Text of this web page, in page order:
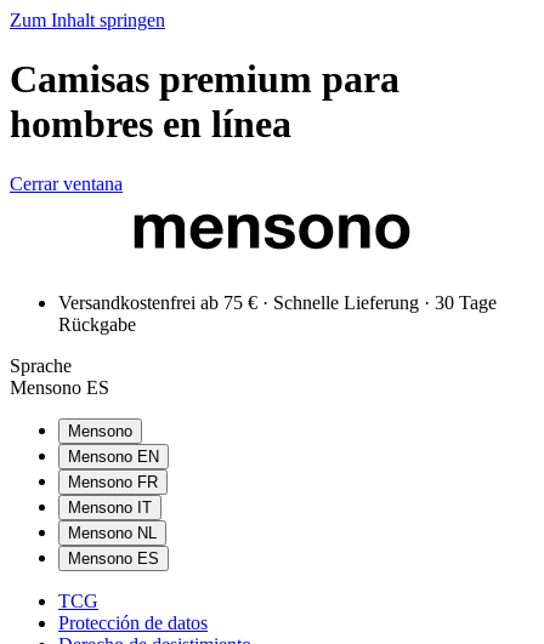
Zum Inhalt springen
Camisas premium para
hombres en línea
Cerrar ventana
Versandkostenfrei ab 75 € · Schnelle Lieferung · 30 Tage
Rückgabe
Sprache
Mensono ES
Mensono
Mensono EN
Mensono FR
Mensono IT
Mensono NL
Mensono ES
TCG
Protección de datos